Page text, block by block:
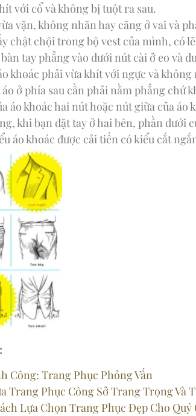
với cổ và không bị tuột ra sau.
vặn, không nhăn hay căng ở vai và
chật chội trong bộ vest của mình, có
tay phẳng vào dưới nút cài ở eo và
khoác phải vừa khít với ngực và
ở phía sau cần phải nằm phẳng chứ
áo khoác hai nút hoặc nút giữa của
khi bạn đặt tay ở hai bên, phần dưới
áo khoác được cải tiến có kiểu cắt
Công: Trang Phục Phỏng Vấn
Trang Phục Công Sở Trang Trọng Và
Lựa Chọn Trang Phục Đẹp Cho Quý